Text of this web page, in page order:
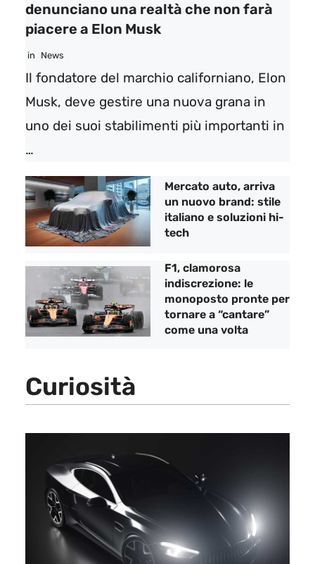
denunciano una realtà che non farà
piacere a Elon Musk
in News
Il fondatore del marchio californiano, Elon
Musk, deve gestire una nuova grana in
uno dei suoi stabilimenti più importanti in
…
Mercato auto, arriva
un nuovo brand: stile
italiano e soluzioni hi-
tech
F1, clamorosa
indiscrezione: le
monoposto pronte per
tornare a “cantare”
come una volta
Curiosità